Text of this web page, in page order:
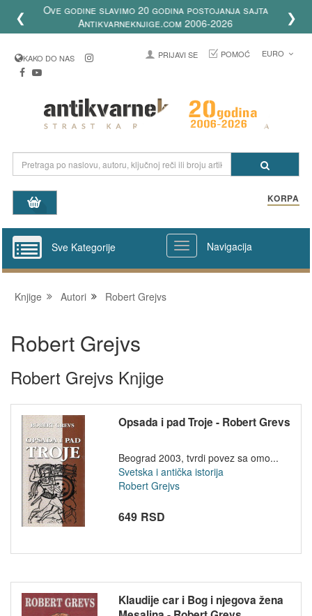
❮
Dostava knjiga u celom svetu putem DHL
kurirske službe
❯
KAKO DO NAS PRIJAVI SE POMOĆ EURO
KORPA
Sve Kategorije Navigacija
Knjige Autori Robert Grejvs
Robert Grejvs
Robert Grejvs Knjige
Opsada i pad Troje - Robert Grevs
Beograd 2003, tvrdi povez sa omo...
Svetska i antička istorija
Robert Grejvs
649 RSD
Klaudije car i Bog i njegova žena